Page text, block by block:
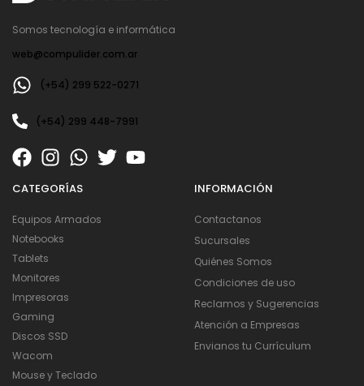
Somos tecnología e informática
web@compulider.com.ar
(+54) 299 522-0271
(+54) 299 448-7991
CATEGORÍAS
Equipos Armados
Notebooks
Tablets
Monitores
Impresoras
Gaming
Discos SSD
Wacom
Mouse y Teclado
INFORMACIÓN
Contactanos
Sucursales
Quiénes Somos
Condiciones de uso
Reclamos y Sugerencias
Atención a Empresas
Envianos tu Currículum